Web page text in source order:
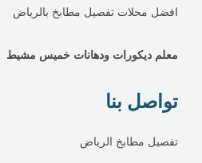
افضل محلات تفصيل مطابخ بالرياض
معلم ديكورات ودهانات خميس مشيط
تواصل بنا
تفصيل مطابخ الرياض